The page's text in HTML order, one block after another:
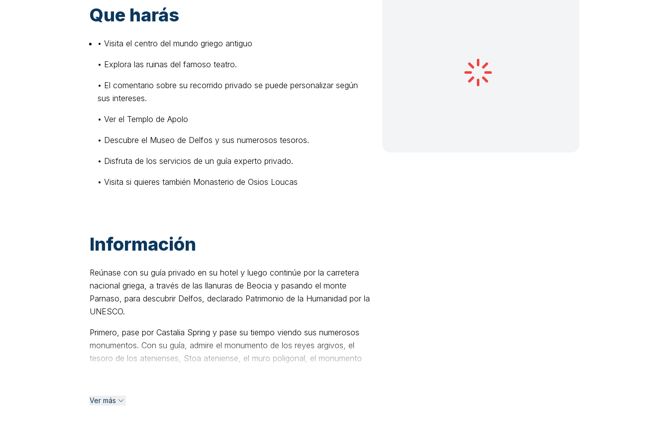
Que harás
• Visita el centro del mundo griego antiguo
• Explora las ruinas del famoso teatro.
• El comentario sobre su recorrido privado se puede personalizar según
sus intereses.
• Ver el Templo de Apolo
• Descubre el Museo de Delfos y sus numerosos tesoros.
• Disfruta de los servicios de un guía experto privado.
• Visita si quieres también Monasterio de Osios Loucas
Información
Reúnase con su guía privado en su hotel y luego continúe por la carretera
nacional griega, a través de las llanuras de Beocia y pasando el monte
Parnaso, para descubrir Delfos, declarado Patrimonio de la Humanidad por la
UNESCO.
Primero, pase por Castalia Spring y pase su tiempo viendo sus numerosos
monumentos. Con su guía, admire el monumento de los reyes argivos, el
tesoro de los atenienses, Stoa ateniense, el muro poligonal, el monumento
mundo. Aunque su itinerario está planeado, los comentarios sobre su
Ver más